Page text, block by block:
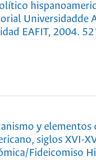
Universidadde
EAFIT, 2004.
y elementos
siglos XVI-
Fideicomiso